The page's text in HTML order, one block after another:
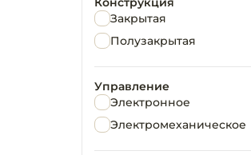
Закрытая
Полузакрытая
Управление
Электронное
Электромеханическое